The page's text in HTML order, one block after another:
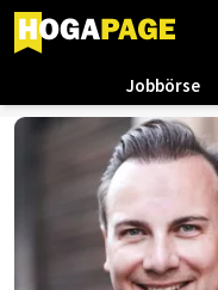
Jobbörse